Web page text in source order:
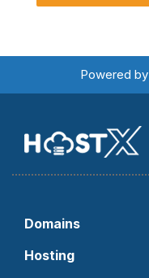
Powered by
Domains
Hosting